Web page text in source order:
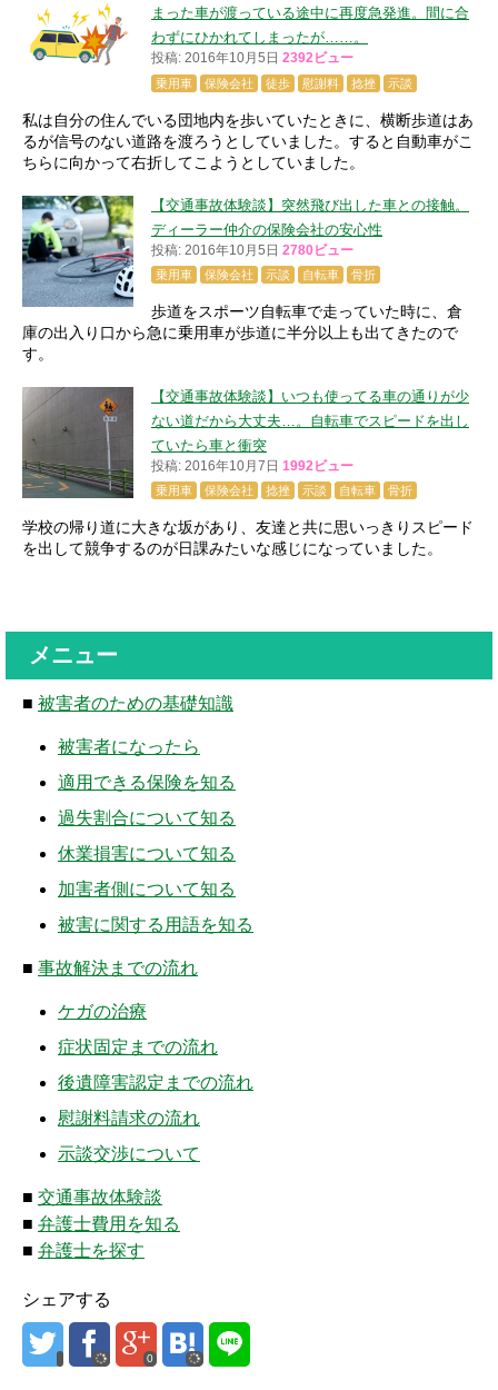
まった車が渡っている途中に再度急発進。間に合
わずにひかれてしまったが……。
投稿: 2016年10月5日 2392ビュー
乗用車 保険会社 徒歩 慰謝料 捻挫 示談
私は自分の住んでいる団地内を歩いていたときに、横断歩道はあ
るが信号のない道路を渡ろうとしていました。すると自動車がこ
ちらに向かって右折してこようとしていました。
【交通事故体験談】突然飛び出した車との接触。
ディーラー仲介の保険会社の安心性
投稿: 2016年10月5日 2780ビュー
乗用車 保険会社 示談 自転車 骨折
歩道をスポーツ自転車で走っていた時に、倉
庫の出入り口から急に乗用車が歩道に半分以上も出てきたので
す。
【交通事故体験談】いつも使ってる車の通りが少
ない道だから大丈夫…。自転車でスピードを出し
ていたら車と衝突
投稿: 2016年10月7日 1992ビュー
乗用車 保険会社 捻挫 示談 自転車 骨折
学校の帰り道に大きな坂があり、友達と共に思いっきりスピード
を出して競争するのが日課みたいな感じになっていました。
メニュー
■ 被害者のための基礎知識
被害者になったら
適用できる保険を知る
過失割合について知る
休業損害について知る
加害者側について知る
被害に関する用語を知る
■ 事故解決までの流れ
ケガの治療
症状固定までの流れ
後遺障害認定までの流れ
慰謝料請求の流れ
示談交渉について
■ 交通事故体験談
■ 弁護士費用を知る
■ 弁護士を探す
シェアする
0